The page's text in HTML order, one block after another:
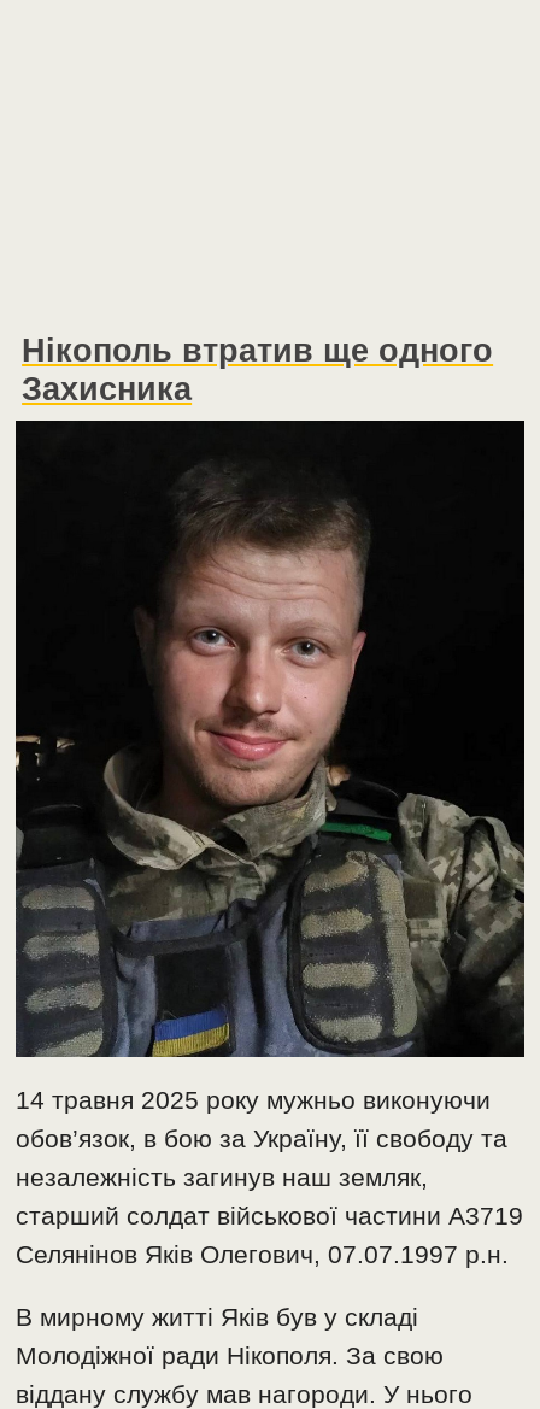
Нікополь втратив ще одного
Захисника
14 травня 2025 року мужньо виконуючи
обов’язок, в бою за Україну, її свободу та
незалежність загинув наш земляк,
старший солдат військової частини А3719
Селянінов Яків Олегович, 07.07.1997 р.н.
В мирному житті Яків був у складі
Молодіжної ради Нікополя. За свою
віддану службу мав нагороди. У нього